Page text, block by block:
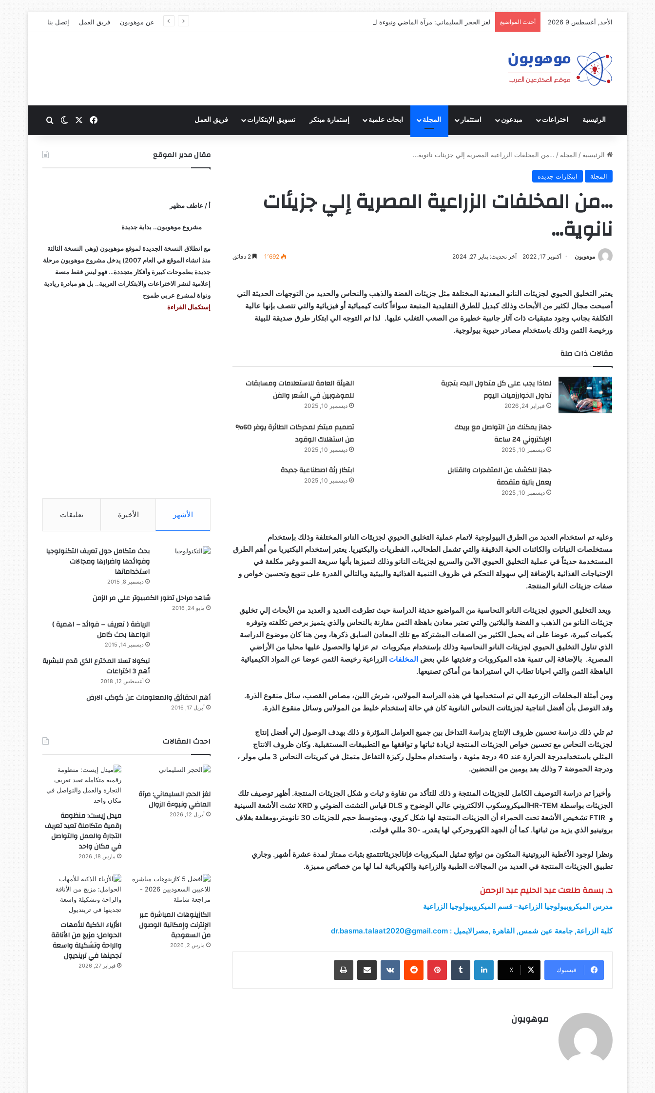
الأحد, أغسطس 9 2026 أحدث المواضيع لغز الحجر السليماني: مرآة الماضي ونبوءة الزوال عن موهوبون فريق العمل إتصل بنا
الرئيسية اختراعات مبدعون استثمار المجلة ابحاث علمية إستمارة مبتكر تسويق الإبتكارات فريق العمل فيسبوك الوضع المظلم
بحث عن
الرئيسية / المجلة / …من المخلفات الزراعية المصرية إلي جزيئات نانوية…
المجلة ابتكارات جديده
…من المخلفات الزراعية المصرية إلي جزيئات
نانوية…
موهوبون أكتوبر 17, 2022 آخر تحديث: يناير 27, 2024 1٬692
يعتبر التخليق الحيوي لجزيئات النانو المعدنية المختلفة مثل جزيئات الفضة والذهب والنحاس والحديد من التوجهات الحديثة التي
أصبحت مجال لكثير من الأبحاث وذلك كبديل للطرق التقليدية المتبعة سواءاً كانت كيميائية أو فيزيائية والتي تتصف بإنها عالية
التكلفة بجانب وجود متبقيات ذات آثار جانبية خطيرة من الصعب التغلب عليها. لذا تم التوجه الي ابتكار طرق صديقة للبيئة
ورخيصة الثمن وذلك باستخدام مصادر حيوية بيولوجية.
مقالات ذات صلة
لماذا يجب على كل متداول البدء بتجربة
تداول الخوارزميات اليوم
فبراير 24, 2026
الهيئة العامة للاستعلامات ومسابقات
للموهوبين في الشعر والفن
ديسمبر 10, 2025
جهاز يمكنك من التواصل مع بريدك
الإلكتروني 24 ساعة
ديسمبر 10, 2025
تصميم مبتكر لمحركات الطائرة يوفر 60%
من استهلاك الوقود
ديسمبر 10, 2025
جهاز للكشف عن المتفجرات والقنابل
يعمل بآلية متقدمة
ديسمبر 10, 2025
ابتكار رئة اصطناعية جديدة
ديسمبر 10, 2025
وعليه تم استخدام العديد من الطرق البيولوجية لاتمام عملية التخليق الحيوي لجزيئات النانو المختلفة وذلك بإستخدام
مستخلصات النباتات والكائنات الحية الدقيقة والتي تشمل الطحالب، الفطريات والبكتيريا. يعتبر إستخدام البكتيريا من أهم الطرق
المستخدمة حديثاً في عملية التخليق الحيوي الآمن والسريع لجزيئات النانو وذلك لتميزها بأنها سريعة النمو وغير مكلفة في
الإحتياجات الغذائية بالإضافة إلي سهولة التحكم في ظروف التنمية الغذائية والبيئية وبالتالي القدرة على تنويع وتحسين خواص و
صفات جزيئات النانو المنتجة.
ويعد التخليق الحيوي لجزيئات النانو النحاسية من المواضيع حديثة الدراسة حيث تطرقت العديد و العديد من الأبحاث إلي تخليق
جزيئات النانو من الذهب و الفضة والبلاتين والتي تعتبر معادن باهظة الثمن مقارنة بالنحاس والذي يتميز برخص تكلفته وتوفره
بكميات كبيرة، عوضا على انه يحمل الكثير من الصفات المشتركة مع تلك المعادن السابق ذكرها، ومن هنا كان موضوع الدراسة
الذي تناول التخليق الحيوي لجزيئات النانو النحاسية وذلك بإستخدام ميكروبات تم عزلها والحصول عليها محليا من الأراضي
المصرية. بالإضافة إلى تنمية هذه الميكروبات و تغذيتها علي بعض المخلفات الزراعية رخيصة الثمن عوضا عن المواد الكيميائية
الباهظة الثمن والتي احيانا تطاب الي استيرادها من أماكن تصنيعها.
ومن أمثلة المخلفات الزرعية الي تم استخدامها في هذه الدراسة المولاس، شرش اللبن، مصاص القصب، سائل منقوع الذرة.
وقد التوصل بأن أفضل انتاجية لجزيئاتت النحاس النانوية كان في حالة إستخدام خليط من المولاس وسائل منقوع الذرة.
ثم تلي ذلك دراسة تحسين ظروف الإنتاج بدراسة التداخل بين جميع العوامل المؤثرة و ذلك بهدف الوصول إلي أفضل إنتاج
لجزيئات النحاس مع تحسين خواص الجزيئات المنتجة لزيادة ثباتها و توافقها مع التطبيقات المستقبلية. وكان ظروف الانتاج
المثلي باستخدامدرجة الحرارة عند 40 درجة مئوية ، واستخدام محلول ركيزة التفاعل متمثل في كبريتات النحاس 3 ملي مولر ،
ودرجة الحموضة 7 وذلك بعد يومين من التحضين.
وأخيرا تم دراسة التوصيف الكامل للجزيئات المنتجة و ذلك للتأكد من نقاوة و ثبات و شكل الجزيئات المنتجة. أظهر توصيف تلك
الجزيئات بواسطة HR-TEMالميكروسكوب الالكتروني عالي الوضوح و DLS قياس التشتت الضوئي و XRD تشت الأشعة السينية
و FTIR تشخيص الأشعة تحت الحمراء أن الجزيئات المنتجة لها شكل كروي، وبمتوسط حجم للجزيئات 30 نانومتر،ومغلفة بغلاف
بروتينيو الذي يزيد من ثباتها. كما أن الجهد الكهروحركي لها يقدربـ -30 مللي فولت.
ونظرا لوجود الأغطية البروتينية المتكون من نواتج تمثيل الميكروبات فإنالجزيئاتتتمتع بثبات ممتاز لمدة عشرة أشهر. وجاري
تطبيق الجزيئات المنتجة في العديد من المجالات الطبية والزراعية والكهربائية لما لها من خصائص مميزة.
د. بسمة طلعت عبد الحليم عبد الرحمن
مدرس الميكروبيولوجيا الزراعية– قسم الميكروبيولوجيا الزراعية
كلية الزراعة, جامعة عين شمس, القاهرة ,مصرالايميل : dr.basma.talaat2020@gmail.com
فيسبوك ‫X
لينكدإن بينتيريست مشاركة عبر البريد طباعة
موهوبون
مقال مدير الموقع
أ / عاطف مظهر
مشروع موهوبون.. بداية جديدة
مع انطلاق النسخة الجديدة لموقع موهوبون (وهي النسخة الثالثة
منذ انشاء الموقع في العام 2007) يدخل مشروع موهوبون مرحلة
جديدة بطموحات كبيرة وأفكار متجددة… فهو ليس فقط منصة
إعلامية لنشر الاختراعات والابتكارات العربية.. بل هو مبادرة ريادية
ونواة لمشرع عربي طموح
إستكمال القراءة
الأشهر الأخيرة تعليقات
بحث متكامل حول تعريف التكنولوجيا
وفوائدها واضرارها ومجالات
استخداماتها
ديسمبر 8, 2015
شاهد مراحل تطور الكمبيوتر علي مر الزمن
مايو 24, 2016
الرياضة ( تعريف – فوائد – اهمية )
انواعها بحث كامل
ديسمبر 14, 2015
نيكولا تسلا المخترع الذي قدم للبشرية
أهم 3 اختراعات
أغسطس 12, 2018
أهم الحقائق والمعلومات عن كوكب الارض
أبريل 17, 2016
احدث المقالات
لغز الحجر السليماني: مرآة
الماضي ونبوءة الزوال
أبريل 12, 2026
ميدل إيست: منظومة
رقمية متكاملة تعيد تعريف
التجارة والعمل والتواصل
في مكان واحد
مارس 18, 2026
الكازينوهات المباشرة عبر
الإنترنت وإمكانية الوصول
من السعودية
مارس 2, 2026
الأزياء الذكية للأمهات
الحوامل: مزيج من الأناقة
والراحة وتشكيلة واسعة
تجدينها في ترينديول
فبراير 27, 2026